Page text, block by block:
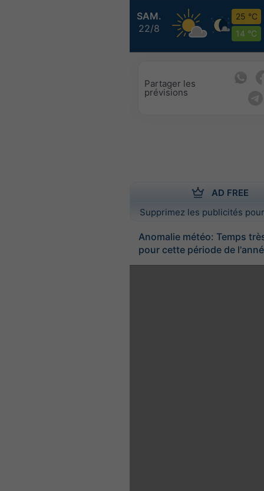
SAM.
22/8
25 °C
14 °C
Partager les
prévisions
AD FREE
Supprimez les publicités
Anomalie météo: Temps
pour cette période de